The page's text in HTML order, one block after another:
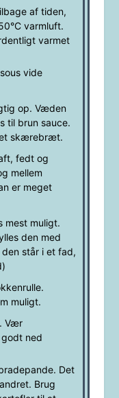
af tiden,
varmluft.
varmet
vide
op. Væden
til brun sauce.
skærebræt.
fedt og
mellem
er meget
mest muligt.
den med
står i et fad,
muligt.
Vær
ned
Det
Brug